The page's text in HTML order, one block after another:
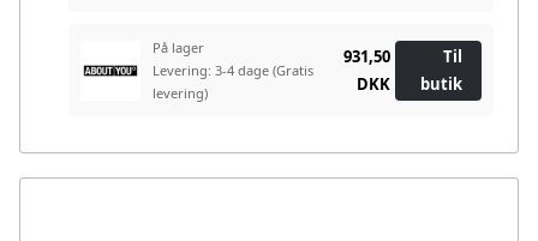
På lager
Levering: 3-4 dage (Gratis
levering)
931,50
DKK
Til
butik